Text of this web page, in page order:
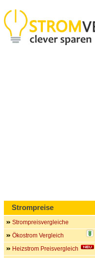
Strompreise
Strompreisvergleiche
Ökostrom Vergleich
Heizstrom Preisvergleich